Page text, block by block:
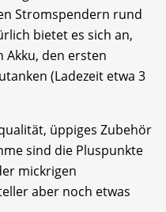
Stromspendern rund
bietet es sich an,
Akku, den ersten
(Ladezeit etwa 3
üppiges Zubehör
sind die Pluspunkte
mickrigen
aber noch etwas